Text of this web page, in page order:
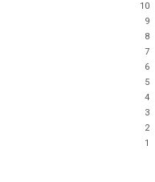
10
9
8
7
6
5
4
3
2
1